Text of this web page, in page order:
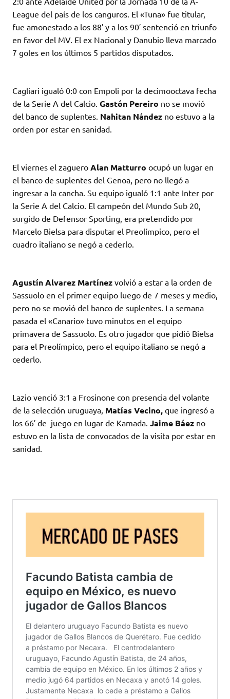
League del país de los canguros. El «Tuna» fue titular,
fue amonestado a los 88′ y a los 90′ sentenció en triunfo
en favor del MV. El ex Nacional y Danubio lleva marcado
7 goles en los últimos 5 partidos disputados.
Cagliari igualó 0:0 con Empoli por la decimooctava fecha
de la Serie A del Calcio. Gastón Pereiro no se movió
del banco de suplentes. Nahitan Nández no estuvo a la
orden por estar en sanidad.
El viernes el zaguero Alan Matturro ocupó un lugar en
el banco de suplentes del Genoa, pero no llegó a
ingresar a la cancha. Su equipo igualó 1:1 ante Inter por
la Serie A del Calcio. El campeón del Mundo Sub 20,
surgido de Defensor Sporting, era pretendido por
Marcelo Bielsa para disputar el Preolímpico, pero el
cuadro italiano se negó a cederlo.
Agustín Alvarez Martínez volvió a estar a la orden de
Sassuolo en el primer equipo luego de 7 meses y medio,
pero no se movió del banco de suplentes. La semana
pasada el «Canario» tuvo minutos en el equipo
primavera de Sassuolo. Es otro jugador que pidió Bielsa
para el Preolímpico, pero el equipo italiano se negó a
cederlo.
Lazio venció 3:1 a Frosinone con presencia del volante
de la selección uruguaya, Matías Vecino, que ingresó a
los 66′ de juego en lugar de Kamada. Jaime Báez no
estuvo en la lista de convocados de la visita por estar en
sanidad.